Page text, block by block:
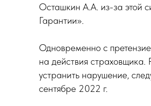
Осташкин А.А. из-за этой
Гарантии».
Одновременно с
на действия страховщика.
устранить нарушение,
сентябре 2022 г.